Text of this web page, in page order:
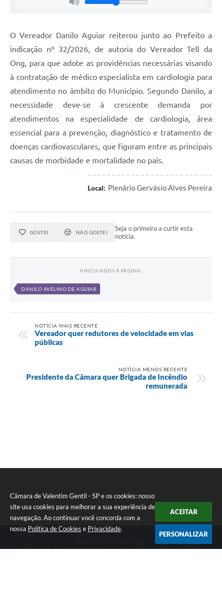
Câmara de Valentim Gentil - SP e os cookies: nosso
site usa cookies para melhorar a sua experiência de
navegação. Ao continuar você concorda com a
nossa Política de Cookies e Privacidade.
ACEITAR
PERSONALIZAR
O Vereador Danilo Aguiar reiterou junto ao Prefeito a
indicação nº 32/2026, de autoria do Vereador Tell da
Ong, para que adote as providências necessárias visando
à contratação de médico especialista em cardiologia para
atendimento no âmbito do Município. Segundo Danilo, a
necessidade deve-se à crescente demanda por
atendimentos na especialidade de cardiologia, área
essencial para a prevenção, diagnóstico e tratamento de
doenças cardiovasculares, que figuram entre as principais
causas de morbidade e mortalidade no país.
Local: Plenário Gervásio Alves Pereira
GOSTEI NÃO GOSTEI
Seja o primeiro a curtir esta
notícia.
VINCULADOS À PÁGINA:
DANILO AVELINO DE AGUIAR
NOTÍCIA MAIS RECENTE
Vereador quer redutores de velocidade em vias
públicas
NOTÍCIA MENOS RECENTE
Presidente da Câmara quer Brigada de Incêndio
remunerada
Endereço: Av: Eduardo Vicente, 5/20 - Centro | CEP: 15520-000